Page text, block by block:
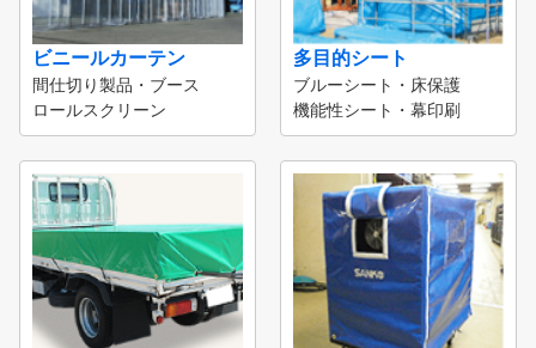
ビニールカーテン
間仕切り製品・ブース
ロールスクリーン
多目的シート
ブルーシート・床保護
機能性シート・幕印刷